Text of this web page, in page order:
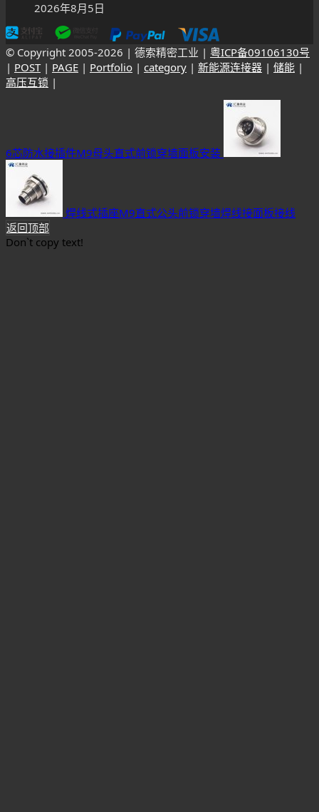
2026年8月5日
© Copyright 2005-2026 | 德索精密工业 | 粤ICP备09106130号
| POST| PAGE | Portfolio | category | 新能源连接器 | 储能 |
高压互锁 |
6芯防水接插件M9母头直式前锁穿墙面板安装
焊线式插座M9直式公头前锁穿墙焊线接面板接线
返回顶部
Don`t copy text!